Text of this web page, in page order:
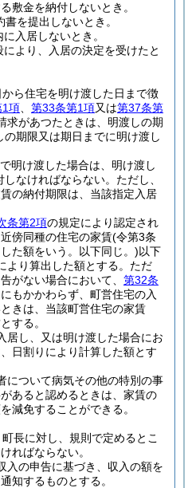
敷金を納付しないとき。
を提出しないとき。
入居しないとき。
より、入居の決定を受けたと
ら住宅を明け渡した日まで徴
1項 第33条第1項又は第37条第
求があつたときは、明渡しの期
の期限又は期日までに明け渡し
明け渡した場合は、明け渡し
なければならない。 ただし、
の納付期限は、当該指定入居
条第2項の規定により認定され
傍同種の住宅の家賃(令第3条
た額をいう。以下同じ。)以下
り算出した額とする。 ただ
がない場合において、 第32条
もかかわらず、町営住宅の入
きは、当該町営住宅の家賃
する。
居し、又は明け渡した場合にお
日割りにより計算した額とす
について病気その他の特別の事
あると認めるときは、家賃の
減免することができる。
長に対し、規則で定めるとこ
ればならない。
入の申告に基づき、収入の額を
知するものとする。